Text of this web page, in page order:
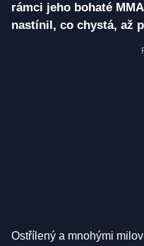
rámci jeho bohaté
nastínil, co chystá, až
Ostřílený a mnohými